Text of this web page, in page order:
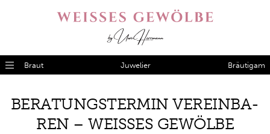
Braut Juwelier Bräutigam
BE­RA­TUNGS­TER­MIN VER­EIN­BA­
REN – WEI­SSES GE­WÖL­BE